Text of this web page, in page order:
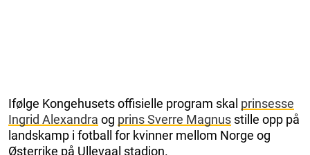
Ifølge Kongehusets offisielle program skal prinsesse
Ingrid Alexandra og prins Sverre Magnus stille opp på
landskamp i fotball for kvinner mellom Norge og
Østerrike på Ullevaal stadion.